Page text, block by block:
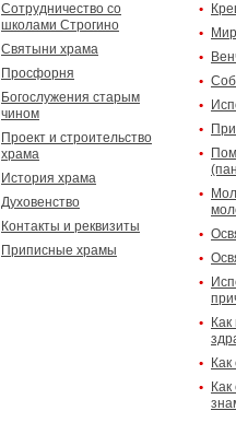
Сотрудничество со
школами Строгино
Святыни храма
Просфорня
Богослужения старым
чином
Проект и строительство
храма
История храма
Духовенство
Контакты и реквизиты
Приписные храмы
Как